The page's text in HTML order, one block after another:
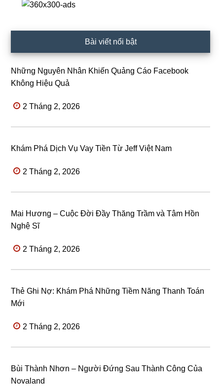
Bài viết nổi bật
Những Nguyên Nhân Khiến Quảng Cáo Facebook
Không Hiệu Quả
2 Tháng 2, 2026
Khám Phá Dịch Vụ Vay Tiền Từ Jeff Việt Nam
2 Tháng 2, 2026
Mai Hương – Cuộc Đời Đầy Thăng Trầm và Tâm Hồn
Nghệ Sĩ
2 Tháng 2, 2026
Thẻ Ghi Nợ: Khám Phá Những Tiềm Năng Thanh Toán
Mới
2 Tháng 2, 2026
Bùi Thành Nhơn – Người Đứng Sau Thành Công Của
Novaland